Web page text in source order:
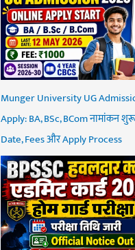
Munger University UG
Apply: BA, BSc, BCom नामांकन
Date, Fees और Apply Process